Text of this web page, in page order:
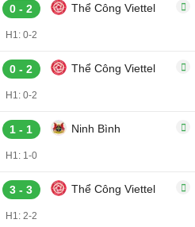
0 - 2 Thể Công Viettel
H1: 0-2
0 - 2 Thể Công Viettel
H1: 0-2
1 - 1 Ninh Bình
H1: 1-0
3 - 3 Thể Công Viettel
H1: 2-2